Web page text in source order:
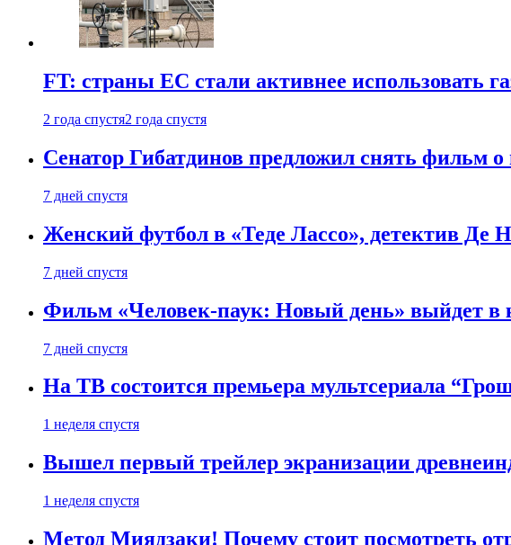
FT: страны ЕС стали активнее использовать
2 года спустя2 года спустя
Сенатор Гибатдинов предложил снять фильм о
7 дней спустя
Женский футбол в «Теде Лассо», детектив Де
7 дней спустя
Фильм «Человек-паук: Новый день» выйдет в
7 дней спустя
На ТВ состоится премьера мультсериала
1 неделя спустя
Вышел первый трейлер экранизации
1 неделя спустя
Метод Миядзаки! Почему стоит посмотреть